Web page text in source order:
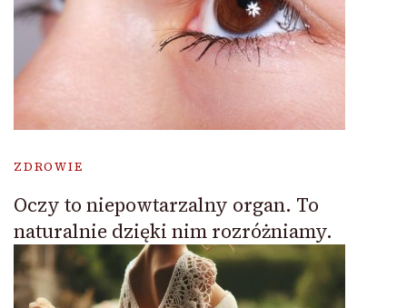
ZDROWIE
Oczy to niepowtarzalny organ. To
naturalnie dzięki nim rozróżniamy.